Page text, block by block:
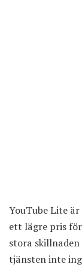
YouTube Lite
ett lägre pris
stora
tjänsten inte